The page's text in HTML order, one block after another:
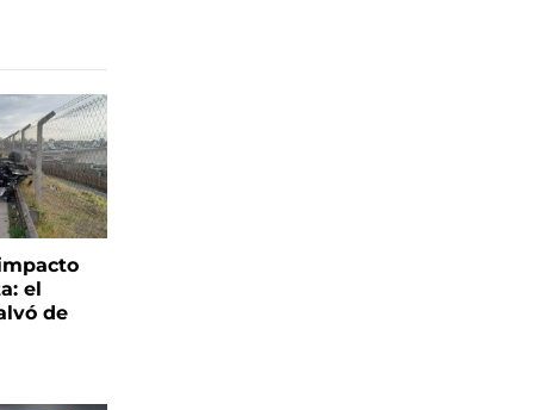
el
de